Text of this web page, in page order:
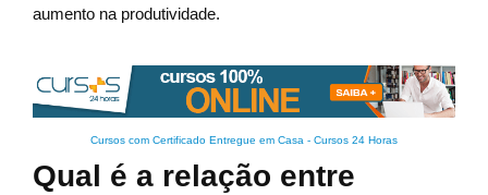
aumento na produtividade.
Cursos com Certificado Entregue em Casa - Cursos 24 Horas
Qual é a relação entre